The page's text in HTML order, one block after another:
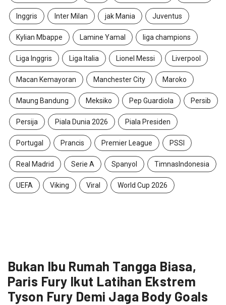
Inggris Inter Milan jak Mania Juventus
Kylian Mbappe Lamine Yamal liga champions
Liga Inggris Liga Italia Lionel Messi Liverpool
Macan Kemayoran Manchester City Maroko
Maung Bandung Meksiko Pep Guardiola Persib
Persija Piala Dunia 2026 Piala Presiden
Portugal Prancis Premier League PSSI
Real Madrid Serie A Spanyol TimnasIndonesia
UEFA Viking Viral World Cup 2026
Bukan Ibu Rumah Tangga Biasa,
Paris Fury Ikut Latihan Ekstrem
Tyson Fury Demi Jaga Body Goals